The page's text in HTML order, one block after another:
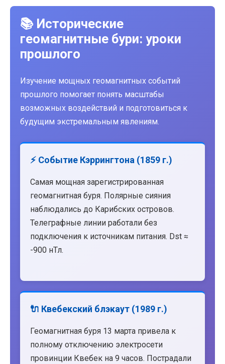
📚 Исторические
геомагнитные бури: уроки
прошлого
Изучение мощных геомагнитных событий
прошлого помогает понять масштабы
возможных воздействий и подготовиться к
будущим экстремальным явлениям.
⚡ Событие Кэррингтона (1859 г.)
Самая мощная зарегистрированная
геомагнитная буря. Полярные сияния
наблюдались до Карибских островов.
Телеграфные линии работали без
подключения к источникам питания. Dst ≈
-900 нТл.
🔌 Квебекский блэкаут (1989 г.)
Геомагнитная буря 13 марта привела к
полному отключению электросети
провинции Квебек на 9 часов. Пострадали